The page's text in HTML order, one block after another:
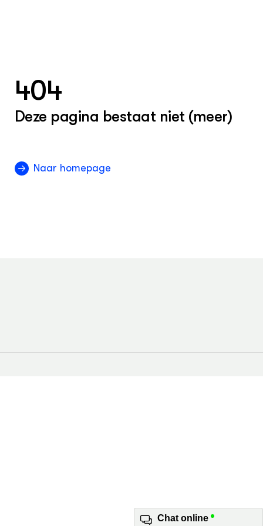
404
Deze pagina bestaat niet (meer)
Naar homepage